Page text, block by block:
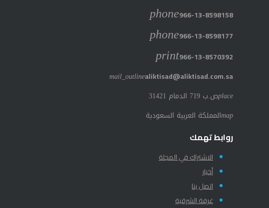
phone966-13-8598158
phone966-13-8598177
print966-13-8570392
mail_outlinealiktisad@aliktisad.com.sa
placeص.ب 719 الدمام 31421
mapالمملكة العربية السعودية
روابط تهمك
الاشتراك في المجلة
أخبار
اتصل بنا
غرفة الشرقية